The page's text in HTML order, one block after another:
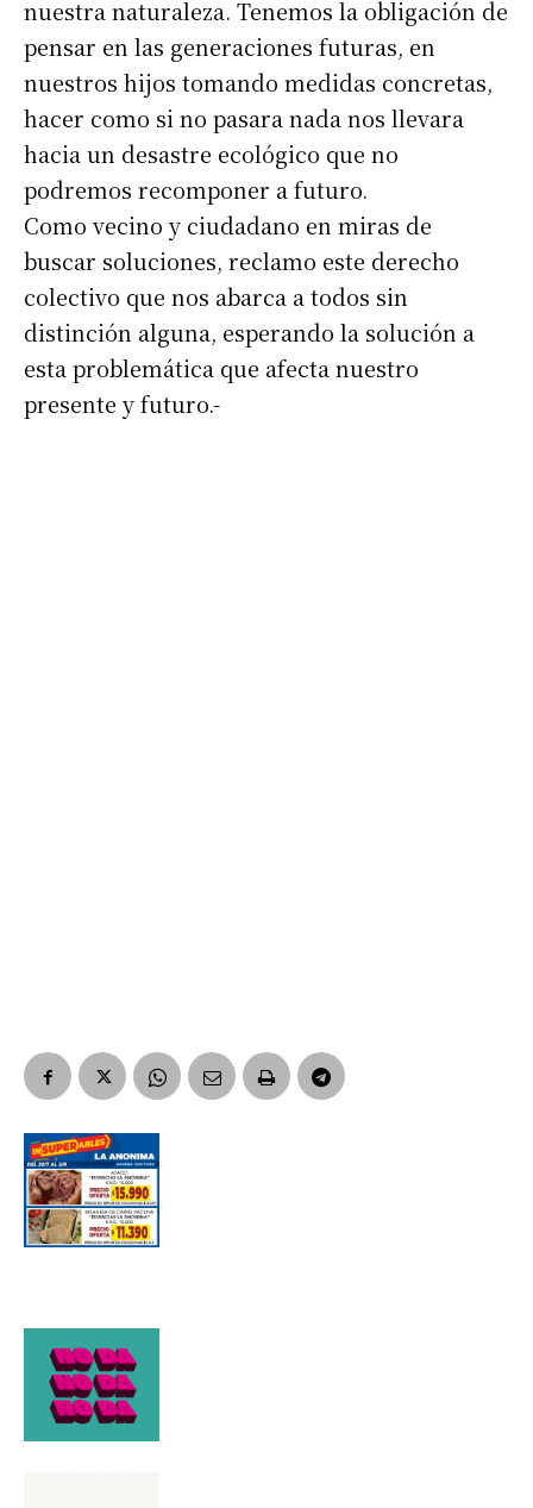
Dirección de correo electrónico *
Nombre
Apellidos
Número de teléfono
nuestra naturaleza. Tenemos la obligación de
pensar en las generaciones futuras, en
nuestros hijos tomando medidas concretas,
hacer como si no pasara nada nos llevara
hacia un desastre ecológico que no
podremos recomponer a futuro.
Como vecino y ciudadano en miras de
buscar soluciones, reclamo este derecho
colectivo que nos abarca a todos sin
distinción alguna, esperando la solución a
esta problemática que afecta nuestro
presente y futuro.-